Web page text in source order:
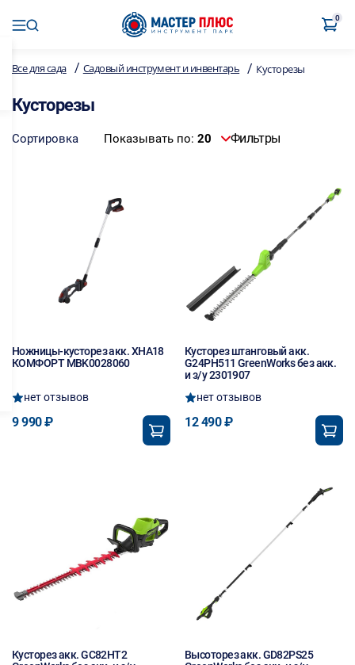
0
Все для сада / Садовый инструмент и инвентарь / Кусторезы
Кусторезы
Сортировка Показывать по: 20 Фильтры
Ножницы-кусторез акк. XHA18
КОМФОРТ MBK0028060
нет отзывов
9 990 ₽
Кусторез штанговый акк.
G24PH511 GreenWorks без акк.
и з/у 2301907
нет отзывов
12 490 ₽
Кусторез акк. GC82HT2
Высоторез акк. GD82PS25